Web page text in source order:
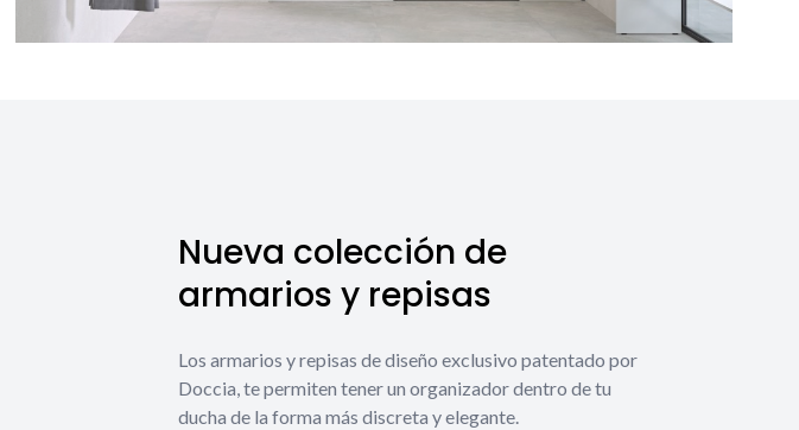
Nueva colección de
armarios y repisas
Los armarios y repisas de diseño exclusivo patentado por
Doccia, te permiten tener un organizador dentro de tu
ducha de la forma más discreta y elegante.